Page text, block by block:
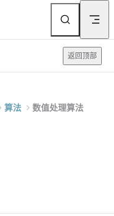
返回顶部
算法 数值处理算法